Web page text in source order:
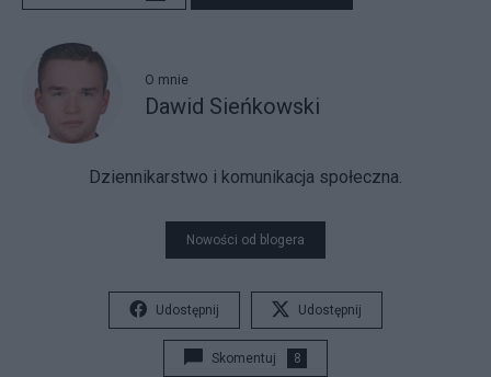
O mnie
Dawid Sieńkowski
Dziennikarstwo i komunikacja społeczna.
Nowości od blogera
Udostępnij Udostępnij
Skomentuj 8